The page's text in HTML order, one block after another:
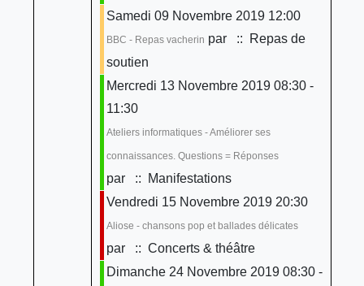
Samedi 09 Novembre 2019 12:00
BBC - Repas vacherin par
:: Repas de
soutien
Mercredi 13 Novembre 2019 08:30 -
11:30
Ateliers informatiques - Améliorer ses
connaissances. Questions = Réponses
par
:: Manifestations
Vendredi 15 Novembre 2019 20:30
Aliose - chansons pop et ballades délicates
par
:: Concerts & théâtre
Dimanche 24 Novembre 2019 08:30 -